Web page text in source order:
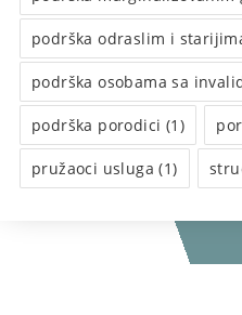
podrška odraslim i
podrška osobama sa
podrška porodici (1)
pružaoci usluga (1)